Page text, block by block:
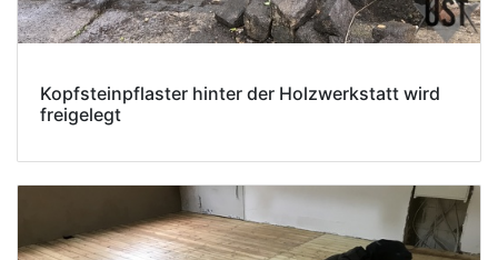
Kopfsteinpflaster hinter der Holzwerkstatt wird
freigelegt